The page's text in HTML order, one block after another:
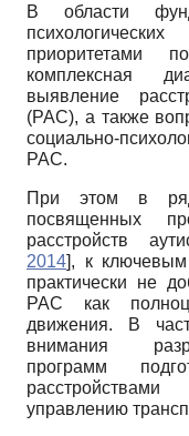
В области
приоритетами
комплексная
выявление
(РАС), а также
социально-
РАС.
При этом в
посвященных
расстройств
2014], к ключевым
практически не
РАС как
движения. В
внимания
программ
управлению